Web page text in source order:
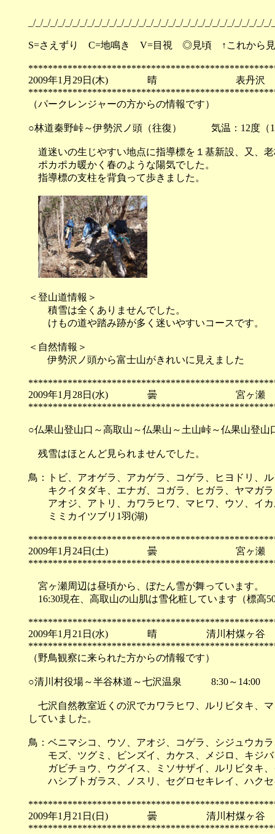
_/_/_/_/_/_/_/_/_/_/_/_/_/_/_/_/_/_/_/_/_/_/_/_/_/_/_/_/_/_/_/_/
S=さえずり C=地鳴き V=目視 ◎見頃 ↑これから
2009年1月29日(木) 晴 表丹沢
（パークレンジャーの方からの情報です）
○林道秦野峠～伊勢沢ノ頭（往復） 気温：12度（
道迷いの生じやすい地点に指導標を１基新設、又、
ポカポカ暖かく春のような陽気でした。
指導標の支柱を背負って歩きました。
＜登山道情報＞
積雪は全くありませんでした。
けもの道や踏み跡が多く迷いやすいコースです。
＜自然情報＞
伊勢沢ノ頭から富士山がきれいに見えました
2009年1月28日(水) 曇 宮ヶ瀬
○仏果山登山口～高取山～仏果山～土山峠～仏果山登山
残雪はほとんど見られませんでした。
鳥：トビ、アオゲラ、アカゲラ、コゲラ、ヒヨドリ、
キクイタダキ、エナガ、コガラ、ヒガラ、ヤマガラ
アオジ、アトリ、カワラヒワ、マヒワ、ウソ、イカ
ミミカイツブリ1羽(湖)
2009年1月24日(土) 曇 宮ヶ瀬
宮ヶ瀬周辺は昼頃から、ぼたん雪が舞っています。
16:30現在、高取山の山肌は雪化粧しています（標高
2009年1月21日(水) 晴 清川村煤ヶ谷
（野鳥観察に来られた方からの情報です）
○清川村役場～半谷林道～七沢温泉 8:30～14:00
七沢自然教室近くの沢でカワラヒワ、ルリビタキ、
していました。
鳥：ベニマシコ、ウソ、アオジ、コゲラ、シジュウカ
モズ、ツグミ、ビンズイ、カケス、メジロ、キジバ
ガビチョウ、ウグイス、ミソサザイ、ルリビタキ、
ハシブトガラス、ノスリ、セグロセキレイ、ハクセ
2009年1月21日(日) 曇 清川村煤ヶ谷